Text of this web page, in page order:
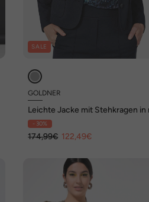
SALE
GOLDNER
Leichte Jacke mit Stehkragen in
- 30%
174,99€ 122,49€